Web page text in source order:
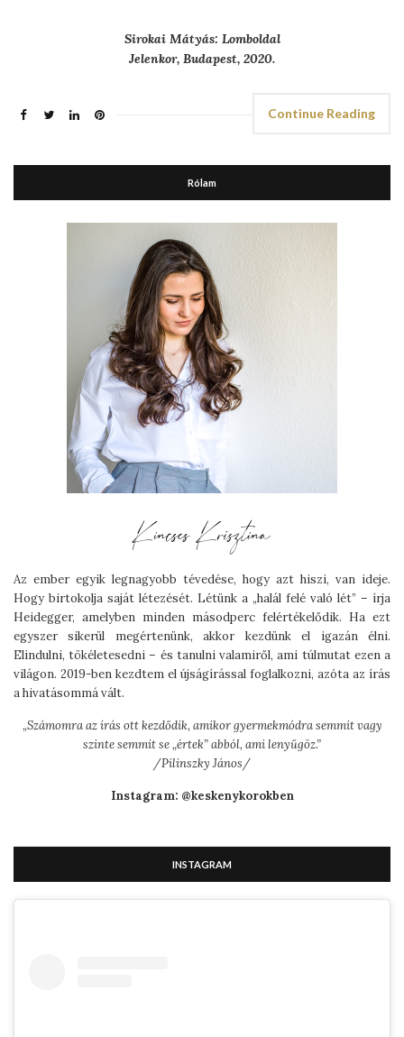
Sirokai Mátyás: Lomboldal
Jelenkor, Budapest, 2020.
Continue Reading
Rólam
Az ember egyik legnagyobb tévedése, hogy azt hiszi, van ideje.
Hogy birtokolja saját létezését. Létünk a „halál felé való lét” – írja
Heidegger, amelyben minden másodperc felértékelődik. Ha ezt
egyszer sikerül megértenünk, akkor kezdünk el igazán élni.
Elindulni, tökéletesedni – és tanulni valamiről, ami túlmutat ezen a
világon. 2019-ben kezdtem el újságírással foglalkozni, azóta az írás
a hivatásommá vált.
„Számomra az írás ott kezdődik, amikor gyermekmódra semmit vagy
szinte semmit se „értek” abból, ami lenyűgöz.”
/Pilinszky János/
Instagram: @keskenykorokben
INSTAGRAM